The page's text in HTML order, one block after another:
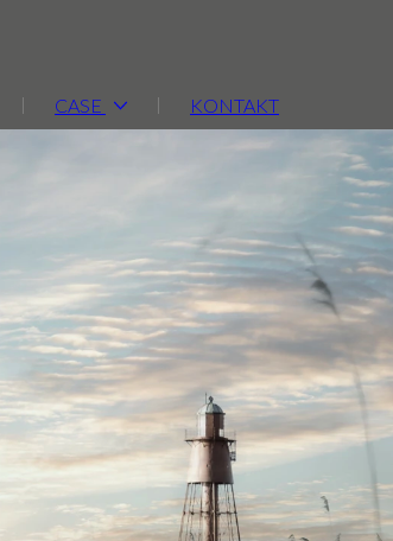
CASE KONTAKT